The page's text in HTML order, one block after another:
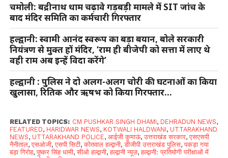
चमोली: बद्रीनाथ धाम चढ़ावे गड़बड़ी मामले में SIT जांच के
बाद मंदिर समिति का कर्मचारी गिरफ्तार
हल्द्वानी: स्वामी आनंद स्वरूप का बड़ा बयान, बोले सरकारी
नियंत्रण से मुक्त हों मंदिर, ‘राम ही बीजेपी को सत्ता में लाए थे
वही राम अब इन्हें विदा करेंगे’
हल्द्वानी : पुलिस ने दो अलग-अलग चोरी की घटनाओं का किया
खुलासा, रितिक और ऋषभ को किया गिरफ्तार…
RELATED TOPICS: CM PUSHKAR SINGH DHAMI, DEHRADUN NEWS,
FEATURED, HARIDWAR NEWS, KOTWALI HALDWANI, UTTARAKHAND
NEWS, UTTARAKHAND POLICE, आईजी कुमाऊं,उत्तराखंड सरकार,एसएसपी
नैनीताल,एसओजी,एसपी सिटी,कोतवाल हल्द्वानी,डीजीपी उत्तराखंड पुलिस,पकड़ा गया
बड़ा गिरोह,पुष्कर सिंह धामी,सीओ हल्द्वानी,हल्द्वानी न्यूज़,हल्द्वानी: प्रतियोगी परीक्षाओं में